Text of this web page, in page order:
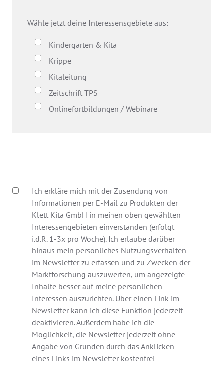
Wähle jetzt deine Interessensgebiete aus:
Kindergarten & Kita
Krippe
Kitaleitung
Zeitschrift TPS
Onlinefortbildungen / Webinare
Ich erkläre mich mit der Zusendung von
Informationen per E-Mail zu Produkten der
Klett Kita GmbH in meinen oben gewählten
Interessengebieten einverstanden (erfolgt
i.d.R. 1-3x pro Woche). Ich erlaube darüber
hinaus mein persönliches Nutzungsverhalten
im Newsletter zu erfassen und zu Zwecken der
Marktforschung auszuwerten, um angezeigte
Inhalte besser auf meine persönlichen
Interessen auszurichten. Über einen Link im
Newsletter kann ich diese Funktion jederzeit
deaktivieren. Außerdem habe ich die
Möglichkeit, die Newsletter jederzeit ohne
Angabe von Gründen durch das Anklicken
eines Links im Newsletter kostenfrei